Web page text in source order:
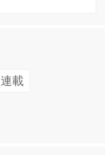
連載